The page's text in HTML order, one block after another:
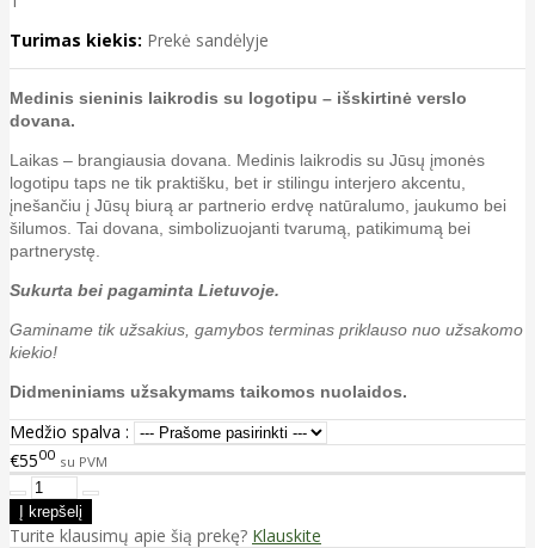
Turimas kiekis: Prekė sandėlyje
Medinis sieninis laikrodis su logotipu – išskirtinė verslo
dovana.
Laikas – brangiausia dovana. Medinis laikrodis su Jūsų įmonės
logotipu taps ne tik praktišku, bet ir stilingu interjero akcentu,
įnešančiu į Jūsų biurą ar partnerio erdvę natūralumo, jaukumo bei
šilumos. Tai dovana, simbolizuojanti tvarumą, patikimumą bei
partnerystę.
Sukurta bei pagaminta Lietuvoje.
Gaminame tik užsakius, gamybos terminas priklauso nuo užsakomo
kiekio!
Didmeniniams užsakymams taikomos nuolaidos.
Medžio spalva :
€5500 su PVM
Turite klausimų apie šią prekę? Klauskite